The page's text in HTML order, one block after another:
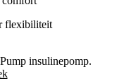
flexibiliteit
insulinepomp.